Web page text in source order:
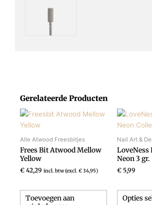
Gerelateerde Producten
Alle Atwood Freesbitjes
Frees Bit Atwood Mellow
Yellow
€ 42,29 incl. btw (excl. €34,95)
Toevoegen aan
Nail Art &
LoveNess
Neon 3 gr.
€ 5,99
Opties